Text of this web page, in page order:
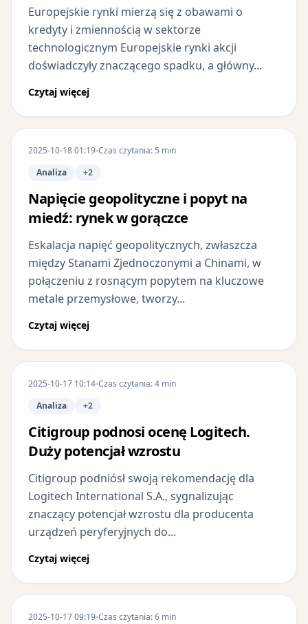
Europejskie rynki mierzą się z obawami o
kredyty i zmiennością w sektorze
technologicznym Europejskie rynki akcji
doświadczyły znaczącego spadku, a główny...
Czytaj więcej
2025-10-18 01:19 Czas czytania: 5 min
Analiza
+2
Napięcie geopolityczne i popyt na
miedź: rynek w gorączce
Eskalacja napięć geopolitycznych, zwłaszcza
między Stanami Zjednoczonymi a Chinami, w
połączeniu z rosnącym popytem na kluczowe
metale przemysłowe, tworzy...
Czytaj więcej
2025-10-17 10:14 Czas czytania: 4 min
Analiza
+2
Citigroup podnosi ocenę Logitech.
Duży potencjał wzrostu
Citigroup podniósł swoją rekomendację dla
Logitech International S.A., sygnalizując
znaczący potencjał wzrostu dla producenta
urządzeń peryferyjnych do...
Czytaj więcej
2025-10-17 09:19 Czas czytania: 6 min